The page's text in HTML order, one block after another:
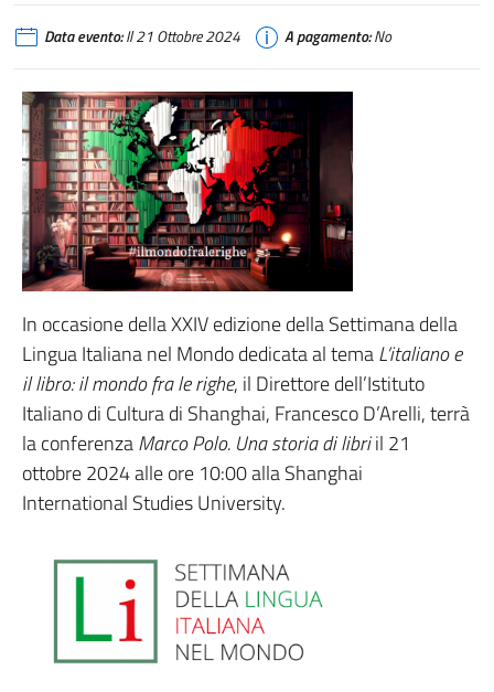
Data evento:Il 21 Ottobre 2024 A pagamento:No
In occasione della XXIV edizione della Settimana della
Lingua Italiana nel Mondo dedicata al temaL’italiano e
il libro: il mondo fra le righe, il Direttore dell’Istituto
Italiano di Cultura di Shanghai, Francesco D’Arelli, terrà
la conferenzaMarco Polo. Una storia di libriil 21
ottobre 2024 alle ore 10:00 alla Shanghai
International Studies University.